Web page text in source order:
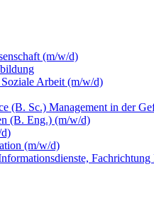
(m/w/d)
Arbeit (m/w/d)
(B. Sc.) Management in der
(B. Eng.) (m/w/d)
(m/w/d)